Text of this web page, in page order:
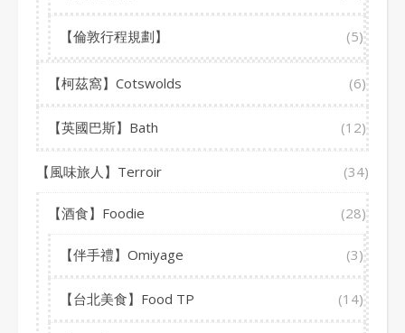
【倫敦行程規劃】 (5)
【柯茲窩】Cotswolds (6)
【英國巴斯】Bath (12)
【風味旅人】Terroir (34)
【酒食】Foodie (28)
【伴手禮】Omiyage (3)
【台北美食】Food TP (14)